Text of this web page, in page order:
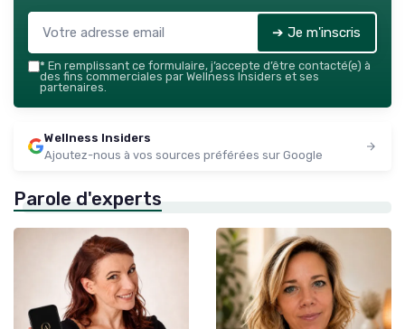
➔ Je m'inscris
* En remplissant ce formulaire, j’accepte d’être contacté(e) à
des fins commerciales par Wellness Insiders et ses
partenaires.
Wellness Insiders
Ajoutez-nous à vos sources préférées sur Google
Parole d'experts